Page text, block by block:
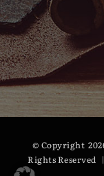
© Copyright
Rights Reserved